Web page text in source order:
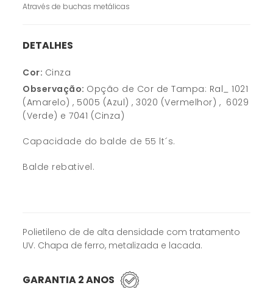
Através de buchas metálicas
DETALHES
Cor: Cinza
Observação: Opção de Cor de Tampa: Ral_ 1021
(Amarelo) , 5005 (Azul) , 3020 (Vermelhor) , 6029
(Verde) e 7041 (Cinza)
Capacidade do balde de 55 lt´s.
Balde rebativel.
Polietileno de de alta densidade com tratamento
UV. Chapa de ferro, metalizada e lacada.
GARANTIA 2 ANOS